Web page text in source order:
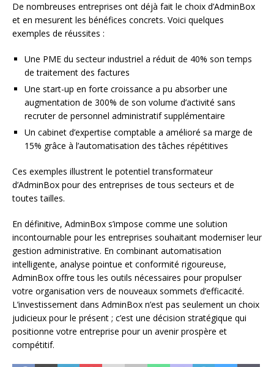
De nombreuses entreprises ont déjà fait le choix d’AdminBox
et en mesurent les bénéfices concrets. Voici quelques
exemples de réussites :
Une PME du secteur industriel a réduit de 40% son temps
de traitement des factures
Une start-up en forte croissance a pu absorber une
augmentation de 300% de son volume d’activité sans
recruter de personnel administratif supplémentaire
Un cabinet d’expertise comptable a amélioré sa marge de
15% grâce à l’automatisation des tâches répétitives
Ces exemples illustrent le potentiel transformateur
d’AdminBox pour des entreprises de tous secteurs et de
toutes tailles.
En définitive, AdminBox s’impose comme une solution
incontournable pour les entreprises souhaitant moderniser leur
gestion administrative. En combinant automatisation
intelligente, analyse pointue et conformité rigoureuse,
AdminBox offre tous les outils nécessaires pour propulser
votre organisation vers de nouveaux sommets d’efficacité.
L’investissement dans AdminBox n’est pas seulement un choix
judicieux pour le présent ; c’est une décision stratégique qui
positionne votre entreprise pour un avenir prospère et
compétitif.